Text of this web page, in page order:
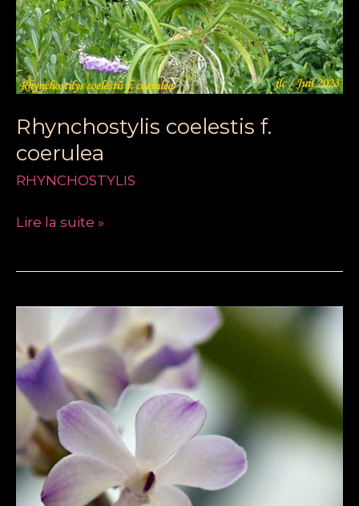
Rhynchostylis coelestis f.
coerulea
RHYNCHOSTYLIS
Lire la suite »
RHYNCHOSTYLIS
COELESTIS